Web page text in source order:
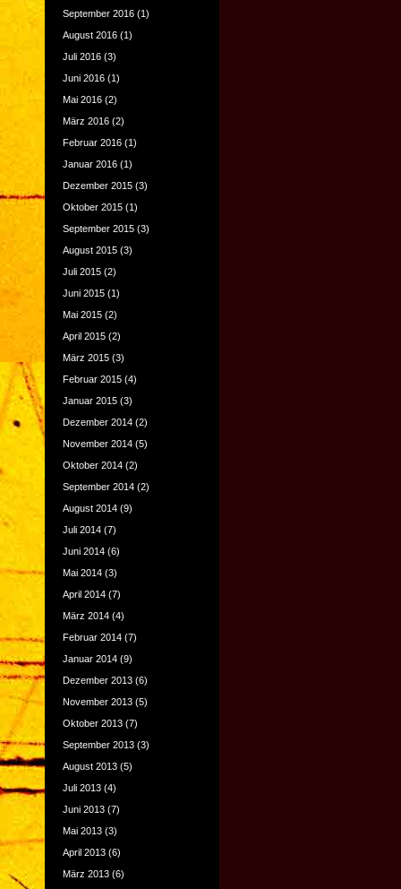
September 2016 (1)
August 2016 (1)
Juli 2016 (3)
Juni 2016 (1)
Mai 2016 (2)
März 2016 (2)
Februar 2016 (1)
Januar 2016 (1)
Dezember 2015 (3)
Oktober 2015 (1)
September 2015 (3)
August 2015 (3)
Juli 2015 (2)
Juni 2015 (1)
Mai 2015 (2)
April 2015 (2)
März 2015 (3)
Februar 2015 (4)
Januar 2015 (3)
Dezember 2014 (2)
November 2014 (5)
Oktober 2014 (2)
September 2014 (2)
August 2014 (9)
Juli 2014 (7)
Juni 2014 (6)
Mai 2014 (3)
April 2014 (7)
März 2014 (4)
Februar 2014 (7)
Januar 2014 (9)
Dezember 2013 (6)
November 2013 (5)
Oktober 2013 (7)
September 2013 (3)
August 2013 (5)
Juli 2013 (4)
Juni 2013 (7)
Mai 2013 (3)
April 2013 (6)
März 2013 (6)